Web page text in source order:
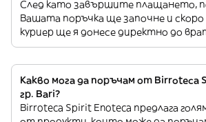
След като завършите плащането,
Вашата поръчка ще започне и
куриер ще я донесе директно до
Какво мога да поръчам от Birroteca
гр. Bari?
Birroteca Spirit Enoteca предлага